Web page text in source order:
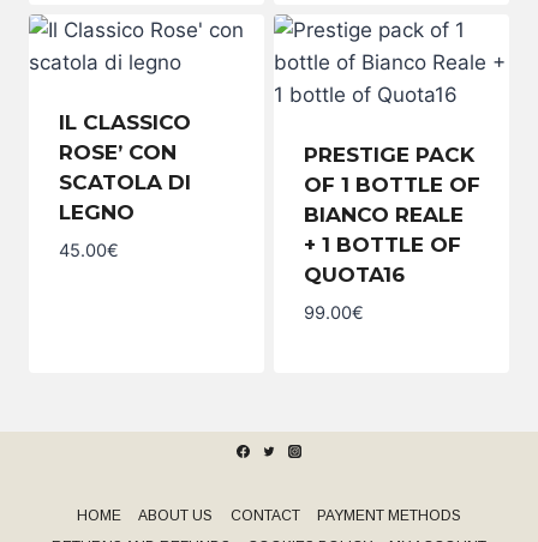
di
legno
quantity
quantity
IL CLASSICO
ROSE’ CON
SCATOLA DI
LEGNO
45.00€
Il
PRESTIGE PACK
OF 1 BOTTLE OF
BIANCO REALE
+ 1 BOTTLE OF
QUOTA16
99.00€
Prestige
Bianco
bottle
HOME ABOUT US CONTACT
PAYMENT METHODS